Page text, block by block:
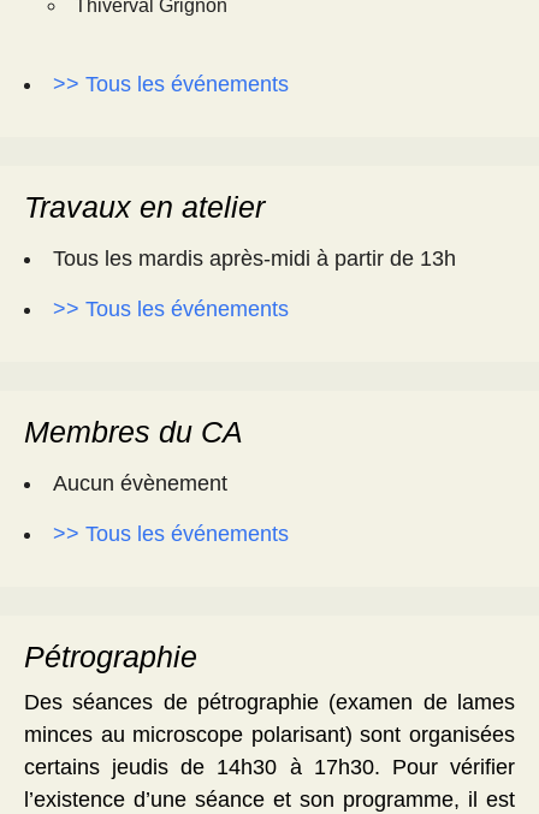
Thiverval Grignon
>> Tous les événements
Travaux en atelier
Tous les mardis après-midi à partir de 13h
>> Tous les événements
Membres du CA
Aucun évènement
>> Tous les événements
Pétrographie
Des séances de pétrographie (examen de lames
minces au microscope polarisant) sont organisées
certains jeudis de 14h30 à 17h30. Pour vérifier
l’existence d’une séance et son programme, il est